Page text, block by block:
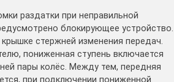
раздатки при неправильной
блокирующее устройство.
стержней изменения передач.
пониженная ступень включается
пары колёс. Между тем, передняя
при подключении пониженной